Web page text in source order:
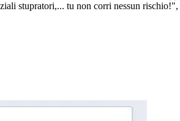
stupratori,... tu non corri nessun